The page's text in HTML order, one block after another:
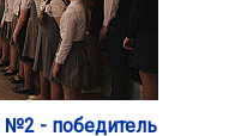
- победитель